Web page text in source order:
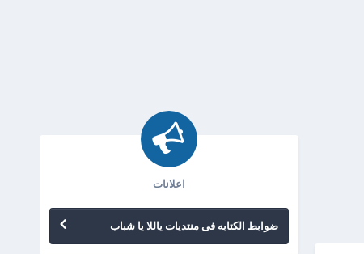
اعلانات
ضوابط الكتابه فى منتديات ياللا يا شباب